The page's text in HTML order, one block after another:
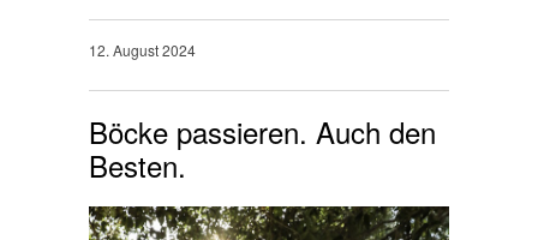
12. August 2024
Böcke passieren. Auch den
Besten.